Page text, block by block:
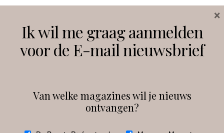
Instagram Facebook
debeautyprofessional
Ik wil me graag aanmelden
voor de E-mail nieuwsbrief
Van welke magazines wil je nieuws
ontvangen?
×